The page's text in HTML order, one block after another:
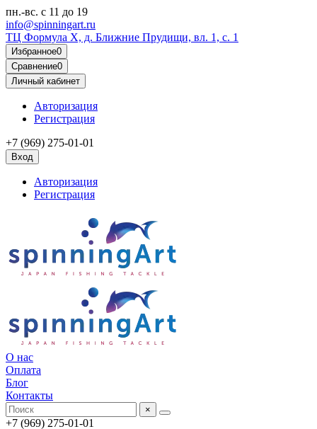
пн.-вс. с 11 до 19
info@spinningart.ru
ТЦ Формула X, д. Ближние Прудищи, вл. 1, с. 1
Избранное0
Сравнение0
Личный кабинет
Авторизация
Регистрация
+7 (969) 275-01-01
Вход
Авторизация
Регистрация
О нас
Оплата
Блог
Контакты
×
+7 (969) 275-01-01